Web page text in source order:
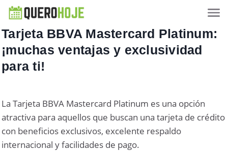
Tarjeta BBVA Mastercard Platinum:
¡muchas ventajas y exclusividad
para ti!
La Tarjeta BBVA Mastercard Platinum es una opción
atractiva para aquellos que buscan una tarjeta de crédito
con beneficios exclusivos, excelente respaldo
internacional y facilidades de pago.